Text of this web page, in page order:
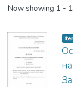
Recent
Now showing 1 -